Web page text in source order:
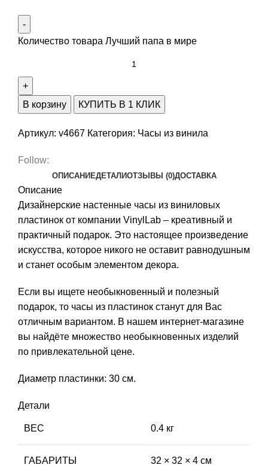
Количество товара Лучший папа в мире
В корзину КУПИТЬ В 1 КЛИК
Артикул: v4667 Категория: Часы из винила
Follow:
ОПИСАНИЕДЕТАЛИОТЗЫВЫ (0)ДОСТАВКА
Описание
Дизайнерские настенные часы из виниловых
пластинок от компании VinylLab – креативный и
практичный подарок. Это настоящее произведение
искусства, которое никого не оставит равнодушным
и станет особым элементом декора.
Если вы ищете необыкновенный и полезный
подарок, то часы из пластинок станут для Вас
отличным вариантом. В нашем интернет-магазине
вы найдёте множество необыкновенных изделий
по привлекательной цене.
Диаметр пластинки: 30 см.
Детали
ВЕС 0.4 кг
ГАБАРИТЫ 32 × 32 × 4 см